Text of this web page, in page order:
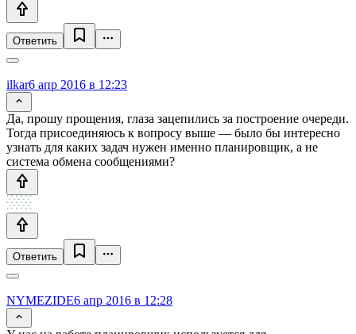
Ответить
ilkar6 апр 2016 в 12:23
Да, прошу прощения, глаза зацепились за построение очереди.
Тогда присоединяюсь к вопросу выше — было бы интересно
узнать для каких задач нужен именно планировщик, а не
система обмена сообщениями?
Ответить
NYMEZIDE6 апр 2016 в 12:28